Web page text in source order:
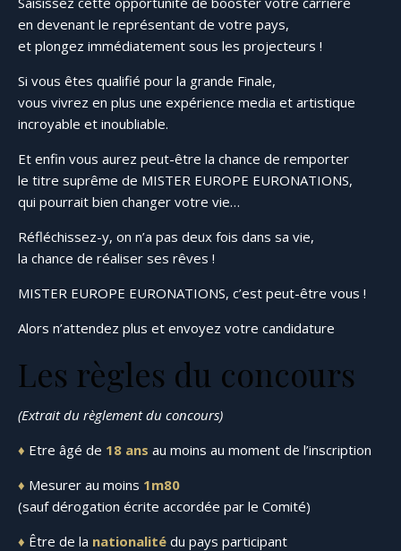
en devenant le représentant de votre pays,
et plongez immédiatement sous les projecteurs !
Si vous êtes qualifié pour la grande Finale,
vous vivrez en plus une expérience media et artistique
incroyable et inoubliable.
Et enfin vous aurez peut-être la chance de remporter
le titre suprême de MISTER EUROPE EURONATIONS,
qui pourrait bien changer votre vie…
Réfléchissez-y, on n’a pas deux fois dans sa vie,
la chance de réaliser ses rêves !
MISTER EUROPE EURONATIONS, c’est peut-être vous !
Alors n’attendez plus et envoyez votre candidature
Les règles du concours
(Extrait du règlement du concours)
♦ Etre âgé de 18 ans au moins au moment de l’inscription
♦ Mesurer au moins 1m80
(sauf dérogation écrite accordée par le Comité)
♦ Être de la nationalité du pays participant